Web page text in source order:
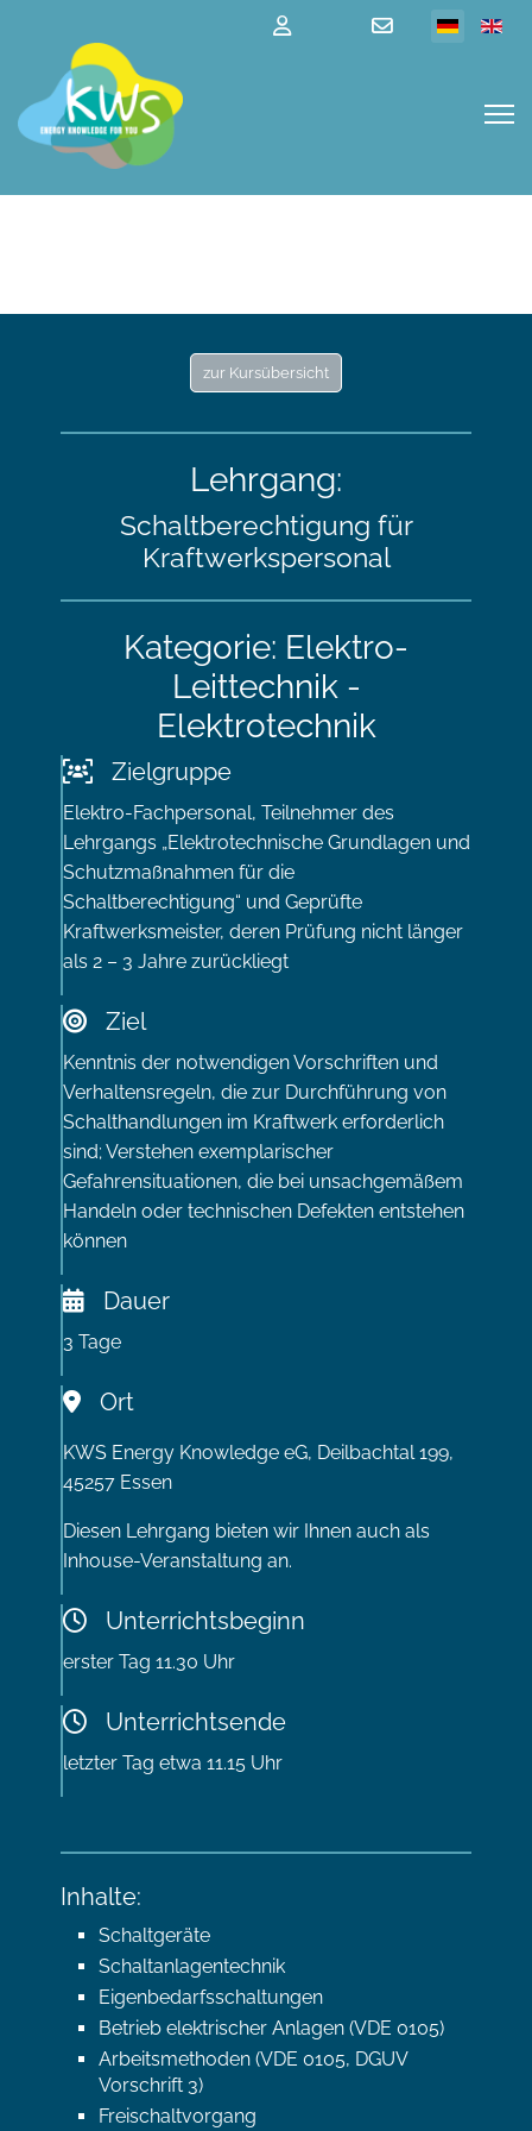
zur Kursübersicht
Lehrgang:
Schaltberechtigung für
Kraftwerkspersonal
Kategorie: Elektro-
Leittechnik -
Elektrotechnik
Zielgruppe
Elektro-Fachpersonal, Teilnehmer des
Lehrgangs „Elektrotechnische Grundlagen und
Schutzmaßnahmen für die
Schaltberechtigung“ und Geprüfte
Kraftwerksmeister, deren Prüfung nicht länger
als 2 – 3 Jahre zurückliegt
Ziel
Kenntnis der notwendigen Vorschriften und
Verhaltensregeln, die zur Durchführung von
Schalthandlungen im Kraftwerk erforderlich
sind; Verstehen exemplarischer
Gefahrensituationen, die bei unsachgemäßem
Handeln oder technischen Defekten entstehen
können
Dauer
3 Tage
Ort
KWS Energy Knowledge eG, Deilbachtal 199,
45257 Essen
Diesen Lehrgang bieten wir Ihnen auch als
Inhouse-Veranstaltung an.
Unterrichtsbeginn
erster Tag 11.30 Uhr
Unterrichtsende
letzter Tag etwa 11.15 Uhr
Inhalte:
Schaltgeräte
Schaltanlagentechnik
Eigenbedarfsschaltungen
Betrieb elektrischer Anlagen (VDE 0105)
Arbeitsmethoden (VDE 0105, DGUV
Vorschrift 3)
Freischaltvorgang